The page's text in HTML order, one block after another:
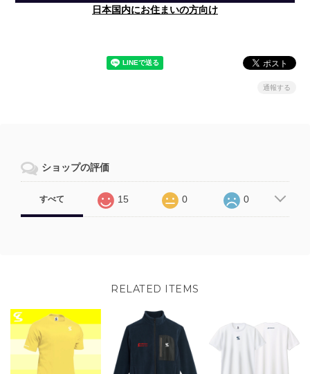
日本国内にお住まいの方向け
通報する
ショップの評価
すべて 15 0 0
RELATED ITEMS